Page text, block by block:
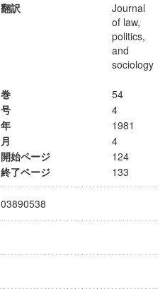
翻訳
Journal
of law,
politics,
and
sociology
巻
54
号
4
年
1981
月
4
開始ページ
124
終了ページ
133
03890538